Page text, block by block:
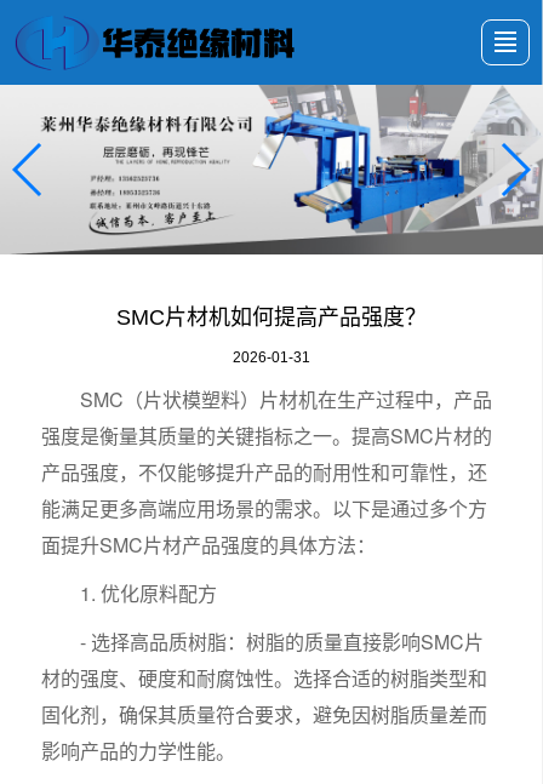
很遗憾，因您的浏览器版本过低导致无法获得最佳浏览体验，推荐下载安装谷歌浏览器！
首页 产品展示 新闻动态 公司介绍
厂房设备 留言反馈 联系我们
SMC片材机如何提高产品强度？
2026-01-31
SMC（片状模塑料）片材机在生产过程中，产品
强度是衡量其质量的关键指标之一。提高SMC片材的
产品强度，不仅能够提升产品的耐用性和可靠性，还
能满足更多高端应用场景的需求。以下是通过多个方
面提升SMC片材产品强度的具体方法：
1. 优化原料配方
- 选择高品质树脂：树脂的质量直接影响SMC片
材的强度、硬度和耐腐蚀性。选择合适的树脂类型和
固化剂，确保其质量符合要求，避免因树脂质量差而
影响产品的力学性能。